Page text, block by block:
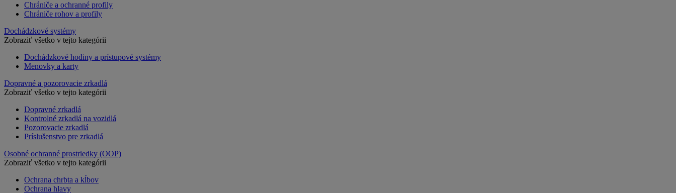
Chrániče a ochranné profily
Chrániče rohov a profily
Dochádzkové systémy
Zobraziť všetko v tejto kategórii
Dochádzkové hodiny a prístupové systémy
Menovky a karty
Dopravné a pozorovacie zrkadlá
Zobraziť všetko v tejto kategórii
Dopravné zrkadlá
Kontrolné zrkadlá na vozidlá
Pozorovacie zrkadlá
Príslušenstvo pre zrkadlá
Osobné ochranné prostriedky (OOP)
Zobraziť všetko v tejto kategórii
Ochrana chrbta a kĺbov
Ochrana hlavy